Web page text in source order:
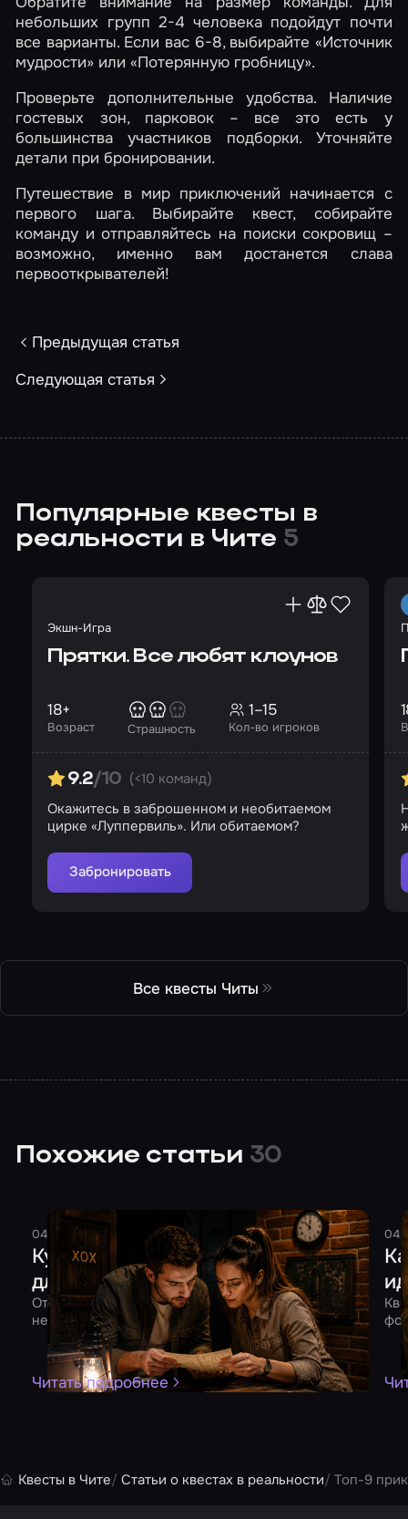
небольших групп 2-4 человека подойдут почти
все варианты. Если вас 6-8, выбирайте «Источник
мудрости» или «Потерянную гробницу».
Проверьте дополнительные удобства. Наличие
гостевых зон, парковок – все это есть у
большинства участников подборки. Уточняйте
детали при бронировании.
Путешествие в мир приключений начинается с
первого шага. Выбирайте квест, собирайте
команду и отправляйтесь на поиски сокровищ –
возможно, именно вам достанется слава
первооткрывателей!
Предыдущая статья
Следующая статья
Популярные квесты в
реальности в Чите 5
Экшн-Игра
Прятки. Все любят клоунов
Возраст
18+
Страшность Кол-во игроков
1–15
9.2/10 (<10 команд)
Окажитесь в заброшенном и необитаемом
цирке «Луппервиль». Или обитаемом?
Забронировать
Все квесты Читы
Похожие статьи 30
04 августа 2026 7 минут Смельчак
Куда сходить на свидание: 10 идей
для двоих
От квеста до романтического ужина – 10 идей для
незабываемого вечера вдвоем
Читать подробнее
04
Квесты в Чите Статьи о квестах в реальности Топ-9